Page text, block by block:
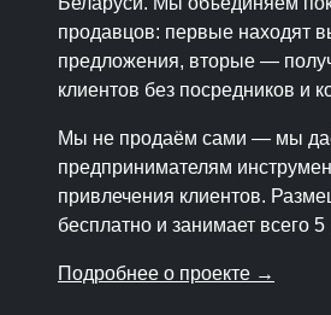
продавцов: первые находят
предложения, вторые —
клиентов без посредников и
Мы не продаём сами — мы
предпринимателям
привлечения клиентов.
бесплатно и занимает всего 5
Подробнее о проекте →